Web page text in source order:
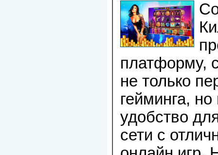
платформу,
не только
гейминга,
удобство
сети с